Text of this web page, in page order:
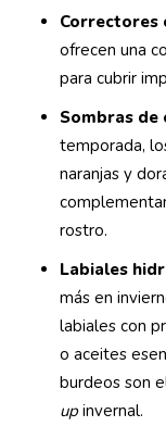
Correctores
ofrecen una
para cubrir
Sombras de
temporada,
naranjas y
rostro.
Labiales
más en
labiales con
o aceites
burdeos son
upinvernal.